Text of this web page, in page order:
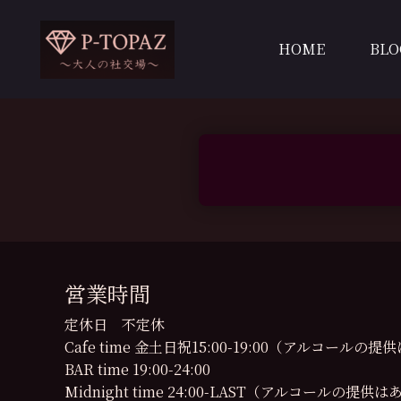
HOME
営業時間
定休日 不定休
Cafe time 金土日祝15:00-19:00（アルコールの提供
BAR time 19:00-24:00
Midnight time 24:00-LAST（アルコールの提供はあ